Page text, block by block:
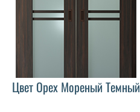
Цвет Орех Мореный Темный